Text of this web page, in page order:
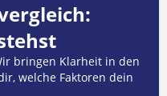
bringen Klarheit in den
welche Faktoren dein